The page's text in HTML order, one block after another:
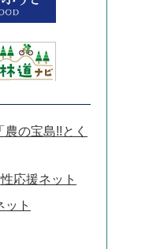
の宝島!!とく
応援ネット
ット